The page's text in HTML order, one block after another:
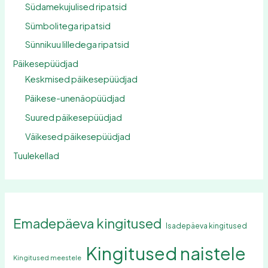
Südamekujulised ripatsid
Sümbolitega ripatsid
Sünnikuu lilledega ripatsid
Päikesepüüdjad
Keskmised päikesepüüdjad
Päikese-unenäopüüdjad
Suured päikesepüüdjad
Väikesed päikesepüüdjad
Tuulekellad
Emadepäeva kingitused Isadepäeva kingitused
Kingitused meestele Kingitused naistele